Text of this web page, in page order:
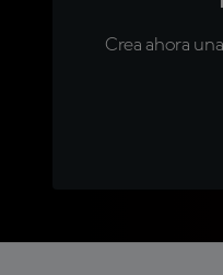
Crea ahora